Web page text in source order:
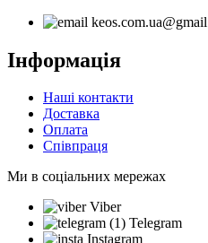
Інформація
Наші контакти
Доставка
Оплата
Співпраця
Ми в соціальних мережах
Viber
Telegram
Instagram